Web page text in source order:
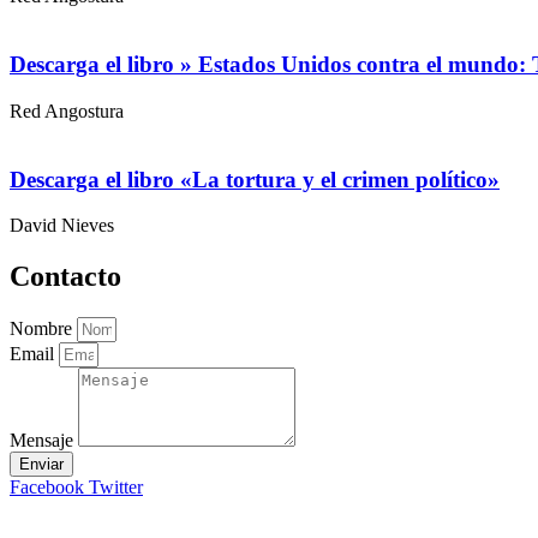
Descarga el libro » Estados Unidos contra el
Red Angostura
Descarga el libro «La tortura y el crimen político»
David Nieves
Contacto
Nombre
Email
Mensaje
Enviar
Facebook Twitter